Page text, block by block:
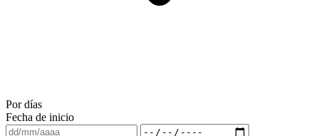
Por días
Fecha de inicio